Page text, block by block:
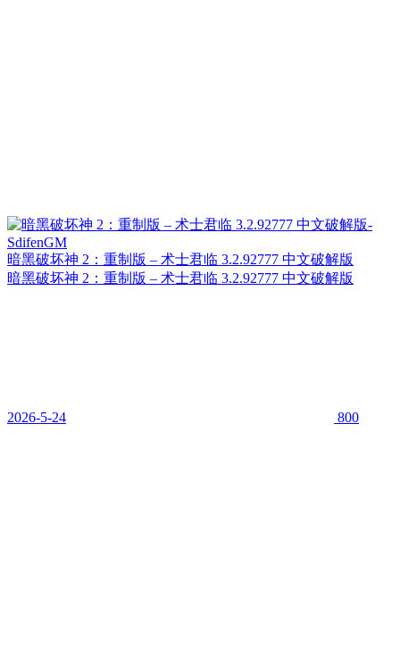
暗黑破坏神 2：重制版 – 术士君临 3.2.92777 中文破解版
暗黑破坏神 2：重制版 – 术士君临 3.2.92777 中文破解版
2026-5-24 800